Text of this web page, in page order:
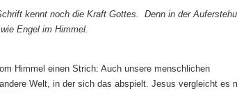
kennt noch die Kraft Gottes. Denn in der
Engel im Himmel.
Himmel einen Strich: Auch unsere menschlichen
Welt, in der sich das abspielt. Jesus vergleicht es